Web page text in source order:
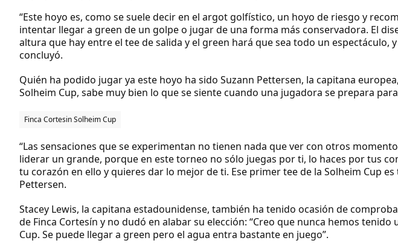
“Este hoyo es, como se suele decir en el argot golfístico, un hoyo de riesgo y
intentar llegar a green de un golpe o jugar de una forma más conservadora. El
altura que hay entre el tee de salida y el green hará que sea todo un espectáculo,
concluyó.
Quién ha podido jugar ya este hoyo ha sido Suzann Pettersen, la capitana
Solheim Cup, sabe muy bien lo que se siente cuando una jugadora se prepara
Finca Cortesin Solheim Cup
“Las sensaciones que se experimentan no tienen nada que ver con otros
liderar un grande, porque en este torneo no sólo juegas por ti, lo haces por tus
tu corazón en ello y quieres dar lo mejor de ti. Ese primer tee de la Solheim Cup
Pettersen.
Stacey Lewis, la capitana estadounidense, también ha tenido ocasión de
de Finca Cortesín y no dudó en alabar su elección: “Creo que nunca hemos tenido
Cup. Se puede llegar a green pero el agua entra bastante en juego”.